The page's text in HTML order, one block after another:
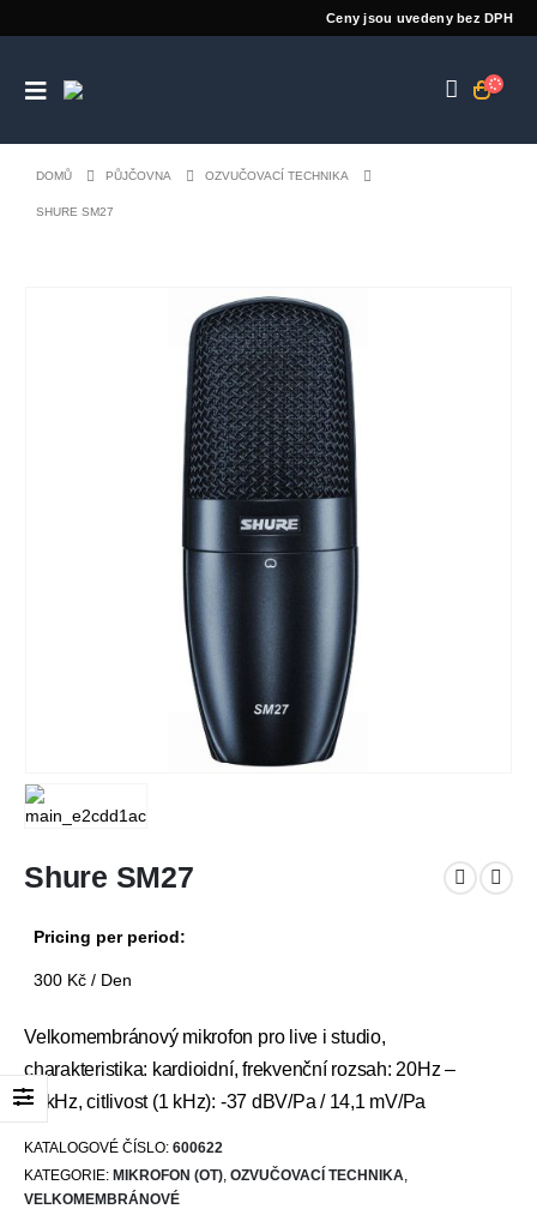
Ceny jsou uvedeny bez DPH
DOMŮ PŮJČOVNA OZVUČOVACÍ TECHNIKA
SHURE SM27
Shure SM27
Pricing per period:
300 Kč / Den
Velkomembránový mikrofon pro live i studio,
charakteristika: kardioidní, frekvenční rozsah: 20Hz –
20kHz, citlivost (1 kHz): -37 dBV/Pa / 14,1 mV/Pa
KATALOGOVÉ ČÍSLO: 600622
KATEGORIE: MIKROFON (OT), OZVUČOVACÍ TECHNIKA,
VELKOMEMBRÁNOVÉ